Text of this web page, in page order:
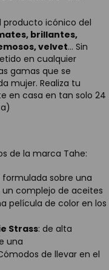
producto icónico del
brillantes,
velvet... Sin
en cualquier
gamas que se
mujer. Realiza tu
en casa en tan solo 24
de la marca Tahe:
formulada sobre una
complejo de aceites
película de color en los
Strass: de alta
una
de llevar en el